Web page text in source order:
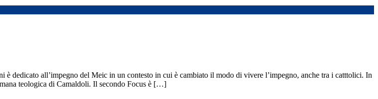
dedicato all’impegno del Meic in un contesto in cui è cambiato il modo di vivere l’impegno, anche tra i catttolici. In
teologica di Camaldoli. Il secondo Focus è […]